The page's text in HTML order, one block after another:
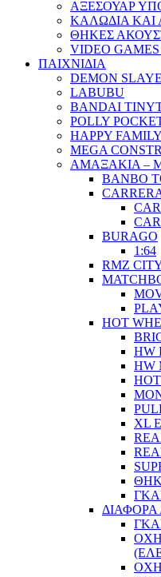
ΑΞΕΣΟΥΑΡ
ΚΑΛΩΔΙΑ ΚΑΙ
ΘΗΚΕΣ
VIDEO GAMES
ΠΑΙΧΝΙΔΙΑ
DEMON
LABUBU
BANDAI
POLLY
HAPPY
MEGA
ΑΜΑΞΑΚΙΑ –
BANBO
BURAGO
1:64
RMZ
HOT
HW
HW
XL